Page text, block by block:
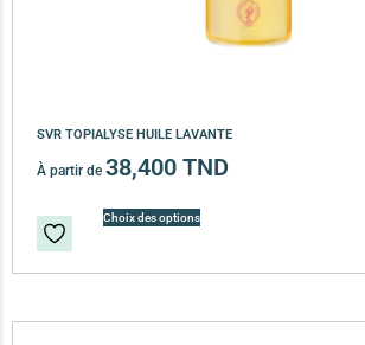
SVR TOPIALYSE HUILE LAVANTE
À partir de 38,400 TND
Choix des options